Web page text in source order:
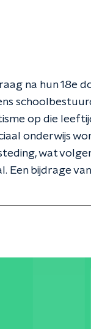
na hun 18e
op die
onderwijs
wat
Een bijdrage